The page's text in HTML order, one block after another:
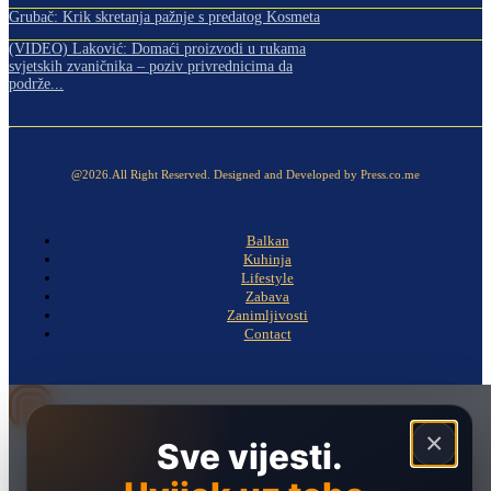
Grubač: Krik skretanja pažnje s predatog Kosmeta
(VIDEO) Laković: Domaći proizvodi u rukama
svjetskih zvaničnika – poziv privrednicima da
podrže...
@2026.All Right Reserved. Designed and Developed by Press.co.me
Balkan
Kuhinja
Lifestyle
Zabava
Zanimljivosti
Contact
×
Sve vijesti.